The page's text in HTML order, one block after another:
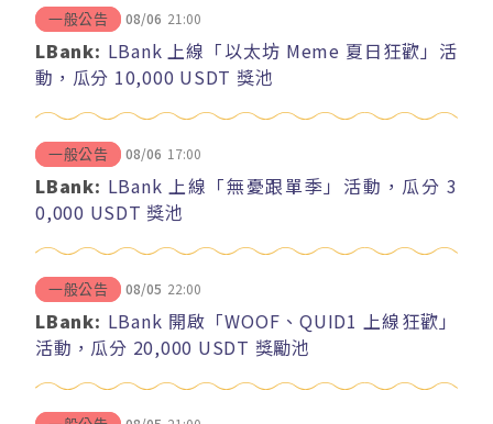
一般公告 08/06 21:00
LBank: LBank 上線「以太坊 Meme 夏日狂歡」活
動，瓜分 10,000 USDT 獎池
一般公告 08/06 17:00
LBank: LBank 上線「無憂跟單季」活動，瓜分 3
0,000 USDT 獎池
一般公告 08/05 22:00
LBank: LBank 開啟「WOOF、QUID1 上線狂歡」
活動，瓜分 20,000 USDT 獎勵池